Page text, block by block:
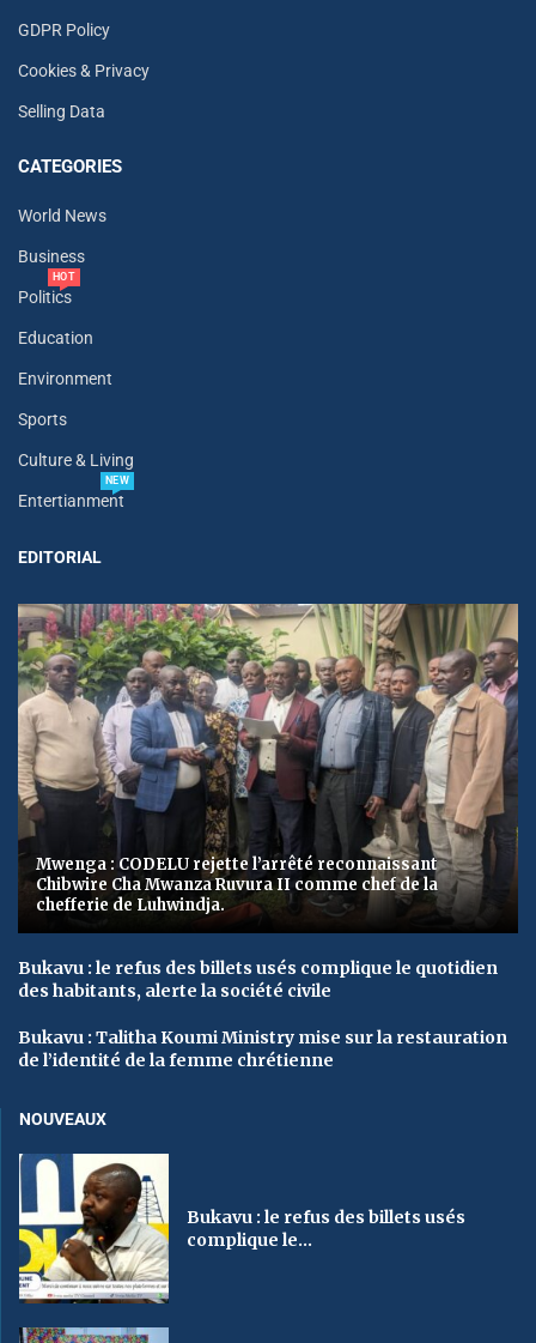
GDPR Policy
Cookies & Privacy
Selling Data
CATEGORIES
World News
Business
Politics
HOT
Education
Environment
Sports
Culture & Living
Entertianment
NEW
EDITORIAL
Mwenga : CODELU rejette l’arrêté reconnaissant
Chibwire Cha Mwanza Ruvura II comme chef de la
chefferie de Luhwindja.
Bukavu : le refus des billets usés complique le quotidien
des habitants, alerte la société civile
Bukavu : Talitha Koumi Ministry mise sur la restauration
de l’identité de la femme chrétienne
NOUVEAUX
Bukavu : le refus des billets usés
complique le...